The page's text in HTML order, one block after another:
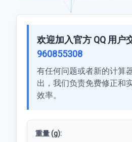
欢迎加入官方 QQ 用户
960855308
有任何问题或者新的计算
出，我们负责免费修正和
效率。
重量 (g):